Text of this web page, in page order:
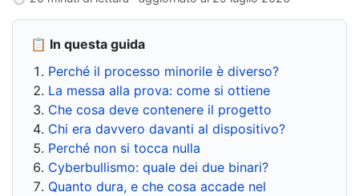
📋 In questa guida
Perché il processo minorile è diverso?
La messa alla prova: come si ottiene
Che cosa deve contenere il progetto
Chi era davvero davanti al dispositivo?
Perché non si tocca nulla
Cyberbullismo: quale dei due binari?
Quanto dura, e che cosa accade nel